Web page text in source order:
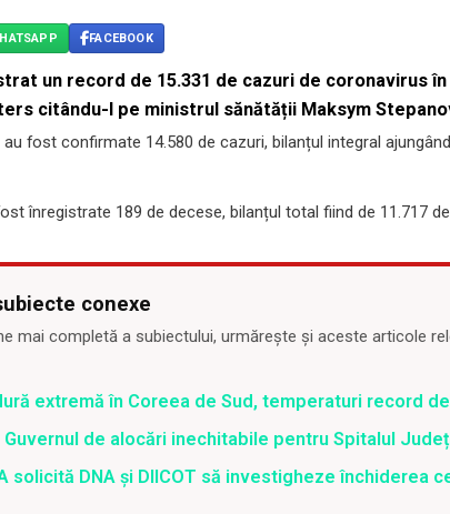
FACEBOOK
un record de 15.331 de cazuri de coronavirus
citându-l pe ministrul sănătății Maksym
fost confirmate 14.580 de cazuri, bilanțul integral
înregistrate 189 de decese, bilanțul total fiind de 11.717
conexe
mai completă a subiectului, urmărește și aceste articole
extremă în Coreea de Sud, temperaturi record
Guvernul de alocări inechitabile pentru Spitalul
solicită DNA și DIICOT să investigheze închiderea